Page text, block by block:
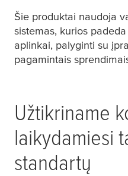
Šie produktai naudoja
sistemas, kurios
aplinkai, palyginti su
pagamintais
Užtikriname
laikydamiesi
standartų